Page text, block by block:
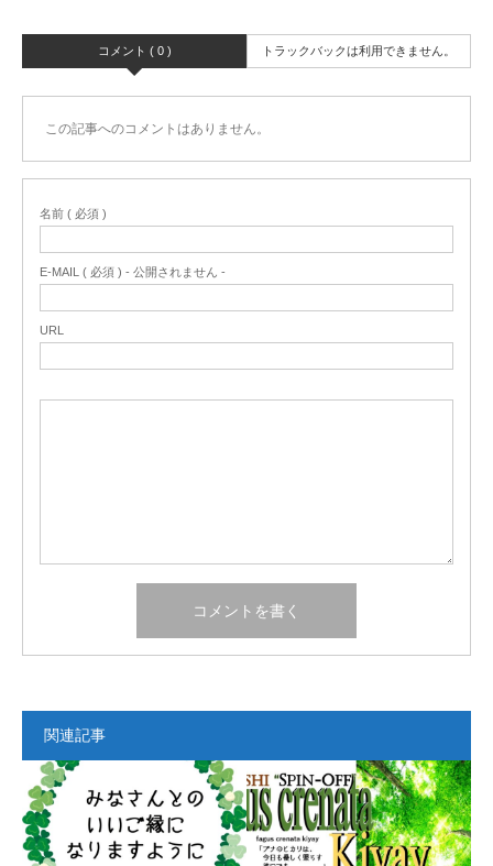
コメント ( 0 ) トラックバックは利用できません。
この記事へのコメントはありません。
名前 ( 必須 )
E-MAIL ( 必須 ) - 公開されません -
URL
関連記事